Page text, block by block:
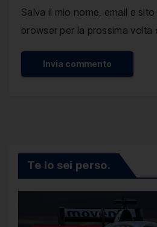
Salva il mio nome, email e
browser per la prossima
Te lo sei perso.